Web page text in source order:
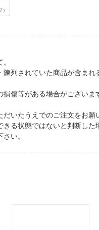
）
列されていた商品が含まれ
傷等がある場合がございま
いたうえでのご注文をお願
きる状態ではないと判断した
い。